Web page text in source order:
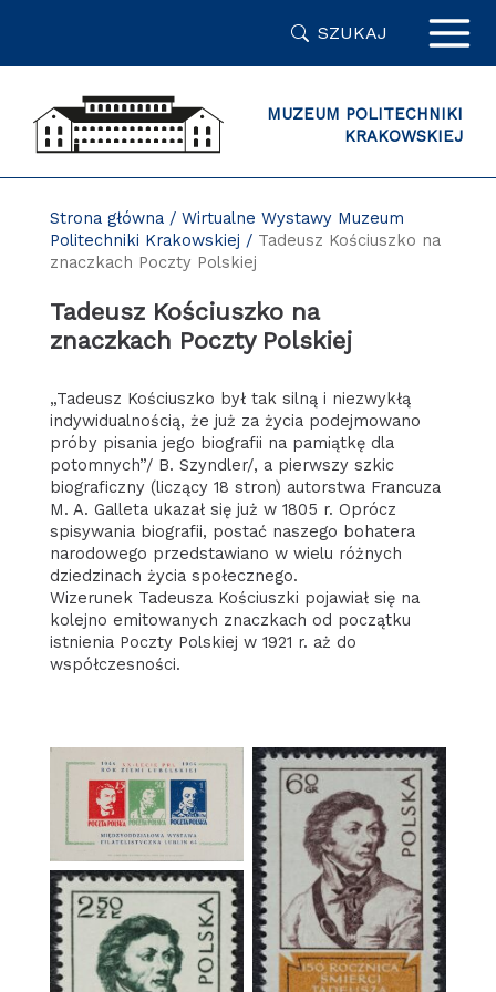
SZUKAJ
MUZEUM POLITECHNIKI
KRAKOWSKIEJ
Strona główna/ Wirtualne Wystawy Muzeum
Politechniki Krakowskiej / Tadeusz Kościuszko na
znaczkach Poczty Polskiej
Tadeusz Kościuszko na
znaczkach Poczty Polskiej
„Tadeusz Kościuszko był tak silną i niezwykłą
indywidualnością, że już za życia podejmowano
próby pisania jego biografii na pamiątkę dla
potomnych”/ B. Szyndler/, a pierwszy szkic
biograficzny (liczący 18 stron) autorstwa Francuza
M. A. Galleta ukazał się już w 1805 r. Oprócz
spisywania biografii, postać naszego bohatera
narodowego przedstawiano w wielu różnych
dziedzinach życia społecznego.
Wizerunek Tadeusza Kościuszki pojawiał się na
kolejno emitowanych znaczkach od początku
istnienia Poczty Polskiej w 1921 r. aż do
współczesności.
znaczek 2006
Winietka wydana z
okazji wystawy
znaczków w Lublinie
pokazująca znaczki nr
339-341
znaczek 2006 Seria:
150 rocznica śmierci
T. Kościuszki Nr kat.:
1659/1660 Data wpr.
do obiegu: 14.10.1967
Rozmiary znaczka: 21
x 38 mm Autor: R.
Dudzicki
znaczek 2006 Seria:
150 rocznica śmierci